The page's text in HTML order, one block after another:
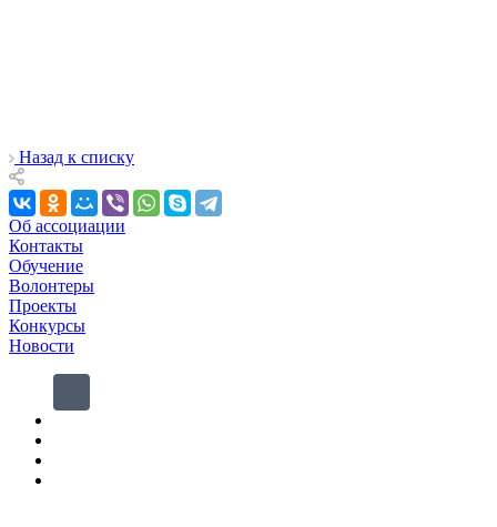
Назад к списку
Об ассоциации
Контакты
Обучение
Волонтеры
Проекты
Конкурсы
Новости